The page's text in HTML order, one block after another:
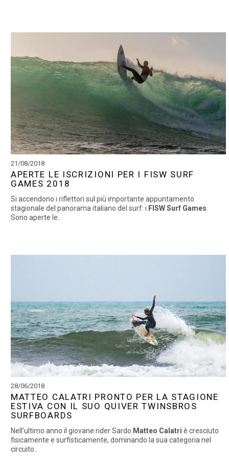
21/08/2018
APERTE LE ISCRIZIONI PER I FISW SURF
GAMES 2018
Si accendono i riflettori sul più importante appuntamento
stagionale del panorama italiano del surf: i FISW Surf Games
Sono aperte le..
28/06/2018
MATTEO CALATRI PRONTO PER LA STAGIONE
ESTIVA CON IL SUO QUIVER TWINSBROS
SURFBOARDS
Nell’ultimo anno il giovane rider Sardo Matteo Calatri è cresciuto
fisicamente e surfisticamente, dominando la sua categoria nel
circuito..